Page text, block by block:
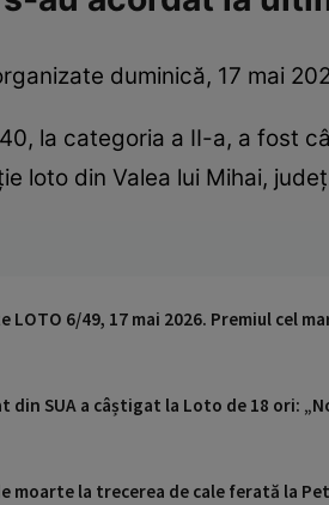
duminică, 17 mai
la categoria a II-a, a fost
loto din Valea lui Mihai,
LOTO 6/49, 17 mai 2026. Premiul cel
din SUA a câștigat la Loto de 18 ori:
moarte la trecerea de cale ferată la